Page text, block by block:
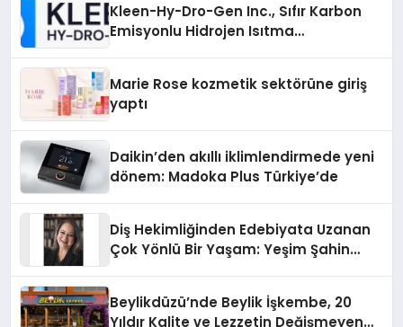
Kleen-Hy-Dro-Gen Inc., Sıfır Karbon
Emisyonlu Hidrojen Isıtma
Marie Rose kozmetik sektörüne giriş
yaptı
Daikin’den akıllı iklimlendirmede yeni
dönem: Madoka Plus Türkiye’de
Diş Hekimliğinden Edebiyata Uzanan
Çok Yönlü Bir Yaşam: Yeşim Şahin
Beylikdüzü’nde Beylik İşkembe, 20
Yıldır Kalite ve Lezzetin Değişmeyen